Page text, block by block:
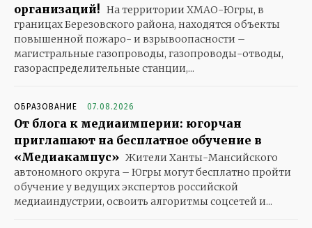
организаций! На территории ХМАО-Югры, в
границах Березовского района, находятся объекты
повышенной пожаро- и взрывоопасности –
магистральные газопроводы, газопроводы-отводы,
газораспределительные станции,...
ОБРАЗОВАНИЕ 07.08.2026
От блога к медиаимперии: югорчан
приглашают на бесплатное обучение в
«Медиакампус» Жители Ханты-Мансийского
автономного округа – Югры могут бесплатно пройти
обучение у ведущих экспертов российской
медиаиндустрии, освоить алгоритмы соцсетей и...